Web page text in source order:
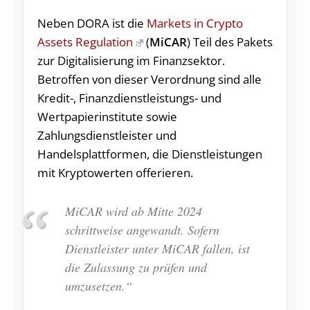
Neben DORA ist die Markets in Crypto
Assets Regulation
(MiCAR) Teil des Pakets
zur Digitalisierung im Finanzsektor.
Betroffen von dieser Verordnung sind alle
Kredit-, Finanzdienstleistungs- und
Wertpapierinstitute sowie
Zahlungsdienstleister und
Handelsplattformen, die Dienstleistungen
mit Kryptowerten offerieren.
MiCAR wird ab Mitte 2024
schrittweise angewandt. Sofern
Dienstleister unter MiCAR fallen, ist
die Zulassung zu prüfen und
umzusetzen.“